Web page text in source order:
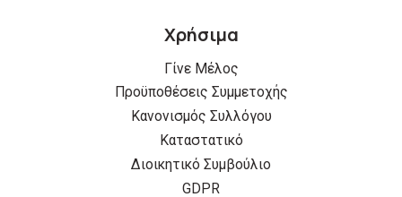
Χρήσιμα
Γίνε Μέλος
Προϋποθέσεις Συμμετοχής
Κανονισμός Συλλόγου
Καταστατικό
Διοικητικό Συμβούλιο
GDPR